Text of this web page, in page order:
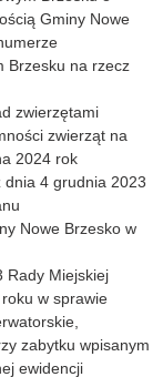
Gminy Nowe
Brzesku na rzecz
zwierzętami
zwierząt na
2024 rok
dnia 4 grudnia 2023
Nowe Brzesko w
Rady Miejskiej
w sprawie
zabytku wpisanym
ewidencji